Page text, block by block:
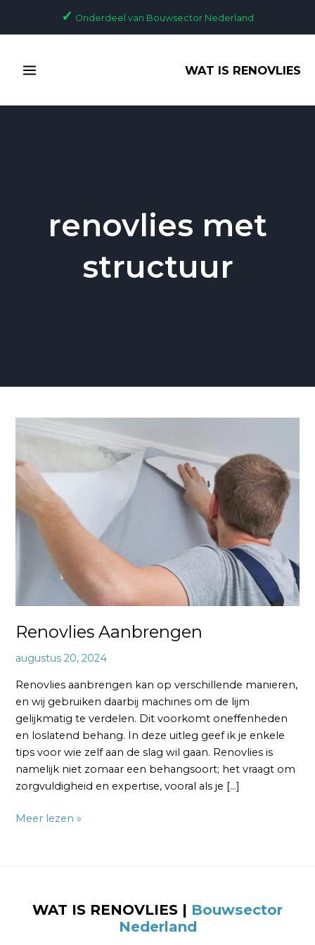
✓ Onderdeel van Bouwsector Nederland
MENU
WAT IS RENOVLIES
renovlies met
structuur
Renovlies Aanbrengen
augustus 20, 2024
Renovlies aanbrengen kan op verschillende manieren,
en wij gebruiken daarbij machines om de lijm
gelijkmatig te verdelen. Dit voorkomt oneffenheden
en loslatend behang. In deze uitleg geef ik je enkele
tips voor wie zelf aan de slag wil gaan. Renovlies is
namelijk niet zomaar een behangsoort; het vraagt om
zorgvuldigheid en expertise, vooral als je […]
Aanbrengen
Meer lezen »
WAT IS RENOVLIES | Bouwsector
Nederland